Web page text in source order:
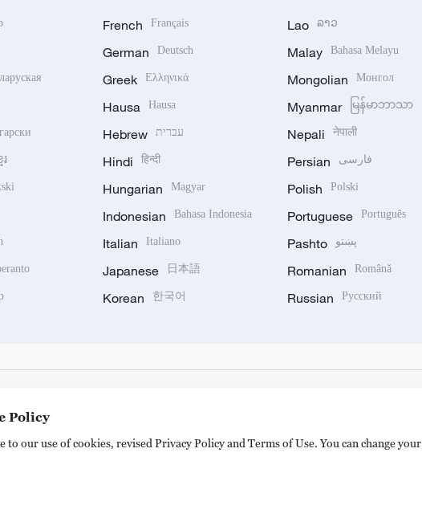
រ
French Français
German Deutsch
Greek Ελληνικά
Hausa Hausa
Hebrew עברית
Hindi हिन्दी
Hungarian Magyar
Indonesian Bahasa Indonesia
Italian Italiano
Japanese 日本語
Korean 한국어
Lao ລາວ
Malay Bahasa Melayu
Mongolian Монгол
Myanmar မြန်မာဘာသာ
Nepali नेपाली
Persian فارسی
Polish Polski
Portuguese Português
Pashto پښتو
Romanian Română
Russian Русский
号
Policy
our use of cookies, revised Privacy Policy and Terms of Use. You can change your